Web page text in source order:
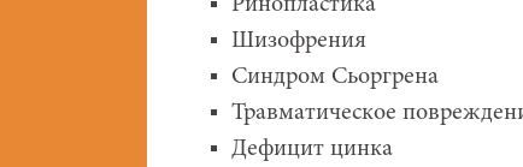
Ринопластика
Шизофрения
Синдром Сьоргрена
Травматическое
Дефицит цинка